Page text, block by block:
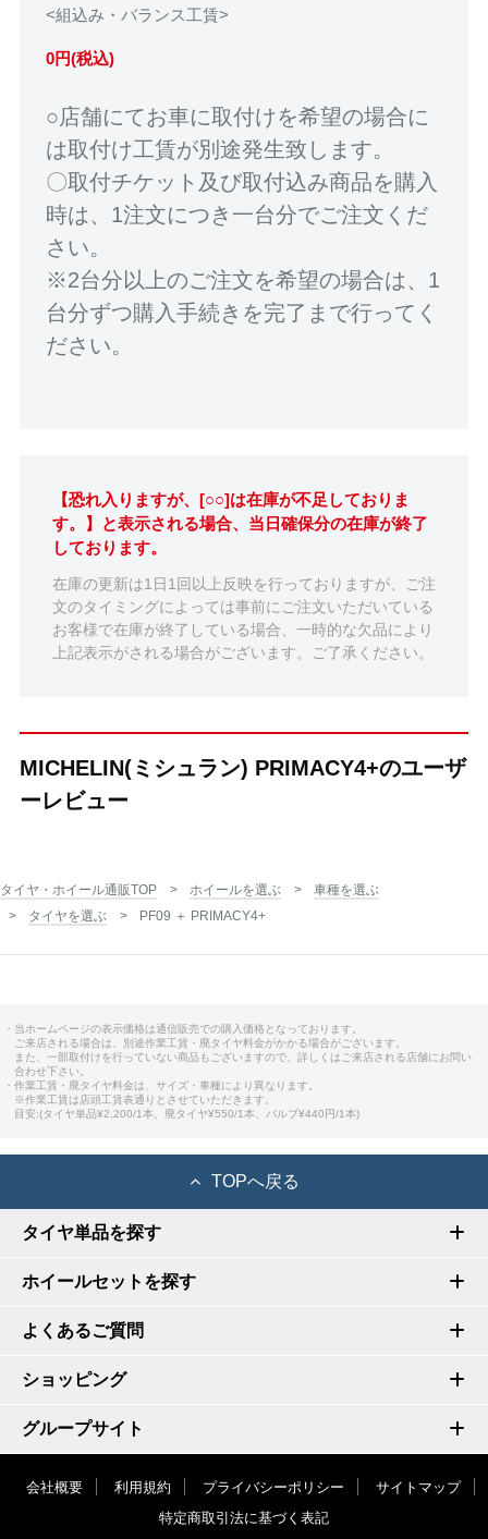
<組込み・バランス工賃>
0円(税込)
○店舗にてお車に取付けを希望の場合に
は取付け工賃が別途発生致します。
〇取付チケット及び取付込み商品を購入
時は、1注文につき一台分でご注文くだ
さい。
※2台分以上のご注文を希望の場合は、1
台分ずつ購入手続きを完了まで行ってく
ださい。
【恐れ入りますが、[○○]は在庫が不足しておりま
す。】と表示される場合、当日確保分の在庫が終了
しております。
在庫の更新は1日1回以上反映を行っておりますが、ご注
文のタイミングによっては事前にご注文いただいている
お客様で在庫が終了している場合、一時的な欠品により
上記表示がされる場合がございます。ご了承ください。
MICHELIN(ミシュラン) PRIMACY4+のユーザ
ーレビュー
タイヤ・ホイール通販TOP ホイールを選ぶ
車種を選ぶ
タイヤを選ぶ
PF09 ＋ PRIMACY4+
・当ホームページの表示価格は通信販売での購入価格となっております。
ご来店される場合は、別途作業工賃・廃タイヤ料金がかかる場合がございます。
また、一部取付けを行っていない商品もございますので、詳しくはご来店される店舗にお問い
合わせ下さい。
・作業工賃・廃タイヤ料金は、サイズ・車種により異なります。
※作業工賃は店頭工賃表通りとさせていただきます。
目安:(タイヤ単品¥2,200/1本、廃タイヤ¥550/1本、バルブ¥440円/1本)
TOPへ戻る
タイヤ単品を探す
ホイールセットを探す
よくあるご質問
ショッピング
グループサイト
会社概要 利用規約 プライバシーポリシー
サイトマップ
特定商取引法に基づく表記